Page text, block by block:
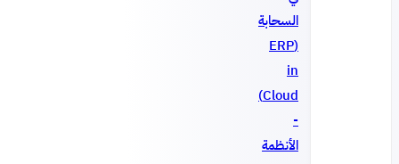
السحابة
(ERP
in
Cloud)
-
الأنظمة